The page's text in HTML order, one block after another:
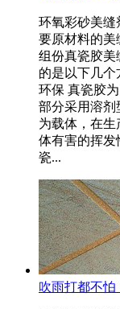
环氧彩砂美缝
要原材料的美
组份真瓷胶美
的是以下几
环保 真瓷胶
部分采用溶剂
为载体，在生
体有害的挥发
瓷...
吹雨打都不怕